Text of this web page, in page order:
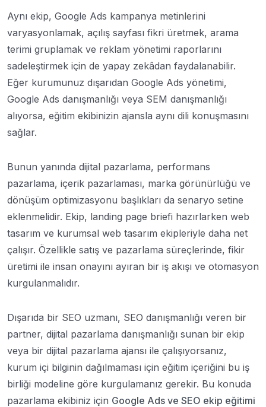
Aynı ekip, Google Ads kampanya metinlerini
varyasyonlamak, açılış sayfası fikri üretmek, arama
terimi gruplamak ve reklam yönetimi raporlarını
sadeleştirmek için de yapay zekâdan faydalanabilir.
Eğer kurumunuz dışarıdan Google Ads yönetimi,
Google Ads danışmanlığı veya SEM danışmanlığı
alıyorsa, eğitim ekibinizin ajansla aynı dili konuşmasını
sağlar.
Bunun yanında dijital pazarlama, performans
pazarlama, içerik pazarlaması, marka görünürlüğü ve
dönüşüm optimizasyonu başlıkları da senaryo setine
eklenmelidir. Ekip, landing page briefi hazırlarken web
tasarım ve kurumsal web tasarım ekipleriyle daha net
çalışır. Özellikle satış ve pazarlama süreçlerinde, fikir
üretimi ile insan onayını ayıran bir iş akışı ve otomasyon
kurgulanmalıdır.
Dışarıda bir SEO uzmanı, SEO danışmanlığı veren bir
partner, dijital pazarlama danışmanlığı sunan bir ekip
veya bir dijital pazarlama ajansı ile çalışıyorsanız,
kurum içi bilginin dağılmaması için eğitim içeriğini bu iş
birliği modeline göre kurgulamanız gerekir. Bu konuda
pazarlama ekibiniz için Google Ads ve SEO ekip eğitimi